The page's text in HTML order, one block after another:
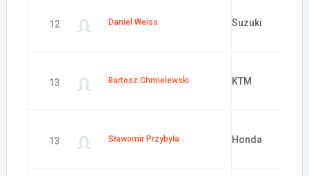
12 Daniel Weiss Suzuki
13 Bartosz Chmielewski KTM
13 Sławomir Przybyła Honda